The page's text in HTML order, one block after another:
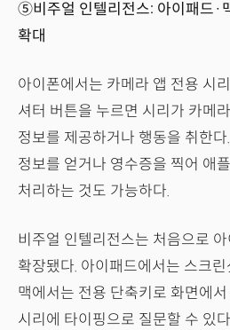
⑤비주얼 인텔리전스: 아이패드·
확대
아이폰에서는 카메라 앱 전용 시
셔터 버튼을 누르면 시리가 카메
정보를 제공하거나 행동을 취한
정보를 얻거나 영수증을 찍어 애
처리하는 것도 가능하다.
비주얼 인텔리전스는 처음으로
확장됐다. 아이패드에서는 스크
맥에서는 전용 단축키로 화면에
시리에 타이핑으로 질문할 수 있